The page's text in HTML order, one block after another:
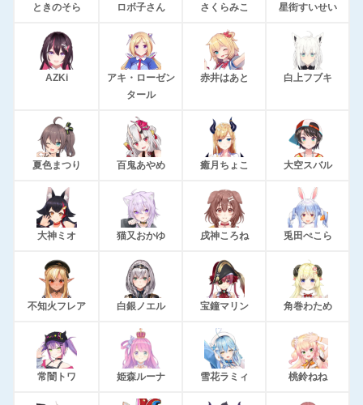
ときのそら ロボ子さん さくらみこ 星街すいせい
AZKi
アキ・ローゼン
タール
赤井はあと 白上フブキ
夏色まつり 百鬼あやめ 癒月ちょこ 大空スバル
大神ミオ 猫又おかゆ 戌神ころね 兎田ぺこら
不知火フレア 白銀ノエル 宝鐘マリン 角巻わため
常闇トワ 姫森ルーナ 雪花ラミィ 桃鈴ねね